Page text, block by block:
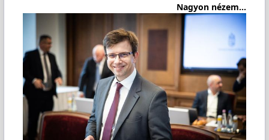
Nagyon nézem...